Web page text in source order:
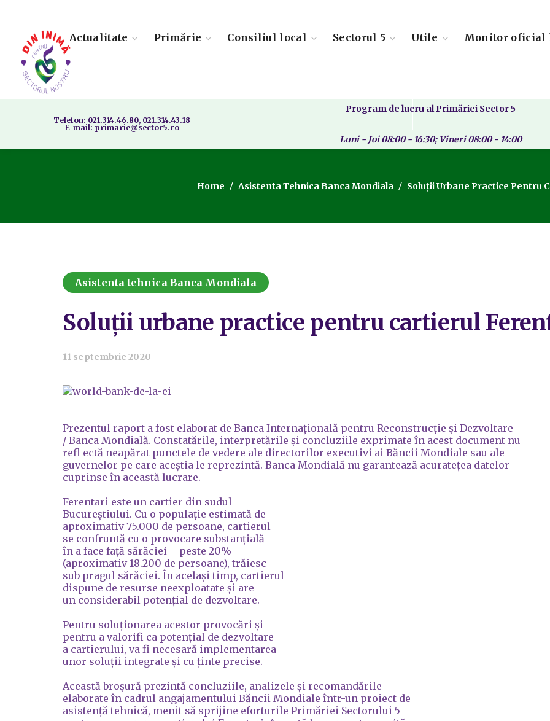
Actualitate Primărie Consiliul local Sectorul 5 Utile Monitor oficial
Telefon: 021.314.46.80, 021.314.43.18
E-mail: primarie@sector5.ro
Program de lucru al Primăriei Sector 5
Luni - Joi 08:00 - 16:30; Vineri 08:00 - 14:00
Home Asistenta Tehnica Banca Mondiala Soluții Urbane Practice Pentru
Asistenta tehnica Banca Mondiala
Soluții urbane practice pentru cartierul
11 septembrie 2020
Prezentul raport a fost elaborat de Banca Internațională pentru Reconstrucție și Dezvoltare
/ Banca Mondială. Constatările, interpretările și concluziile exprimate în acest document nu
refl ectă neapărat punctele de vedere ale directorilor executivi ai Băncii Mondiale sau ale
guvernelor pe care aceștia le reprezintă. Banca Mondială nu garantează acuratețea datelor
cuprinse în această lucrare.
Ferentari este un cartier din sudul
Bucureștiului. Cu o populație estimată de
aproximativ 75.000 de persoane, cartierul
se confruntă cu o provocare substanțială
în a face față sărăciei – peste 20%
(aproximativ 18.200 de persoane), trăiesc
sub pragul sărăciei. În același timp, cartierul
dispune de resurse neexploatate și are
un considerabil potențial de dezvoltare.
Pentru soluționarea acestor provocări și
pentru a valorifi ca potențial de dezvoltare
a cartierului, va fi necesară implementarea
unor soluții integrate și cu ținte precise.
Această broșură prezintă concluziile, analizele și recomandările
elaborate în cadrul angajamentului Băncii Mondiale într-un proiect de
asistență tehnică, menit să sprijine eforturile Primăriei Sectorului 5